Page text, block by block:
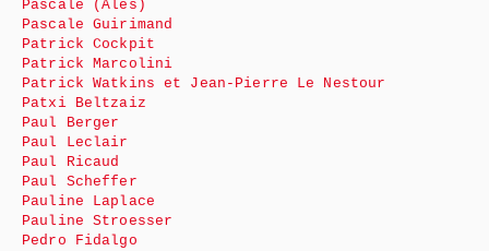
Pascale (Alès)
Pascale Guirimand
Patrick Cockpit
Patrick Marcolini
Patrick Watkins et Jean-Pierre Le Nestour
Patxi Beltzaiz
Paul Berger
Paul Leclair
Paul Ricaud
Paul Scheffer
Pauline Laplace
Pauline Stroesser
Pedro Fidalgo